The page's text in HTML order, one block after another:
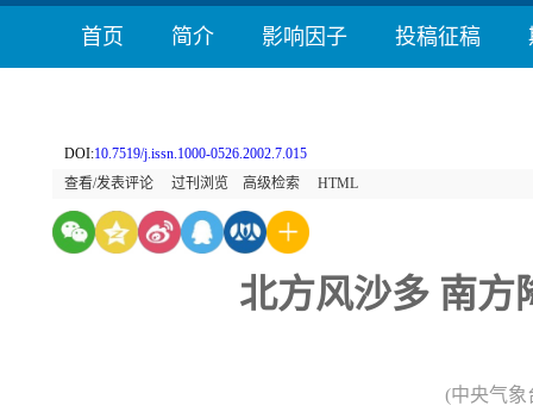
首页 简介 影响因子 投稿征稿
DOI:10.7519/j.issn.1000-0526.2002.7.015
查看/发表评论
过刊浏览 高级检索 HTML
北方风沙多 南
(中央气象